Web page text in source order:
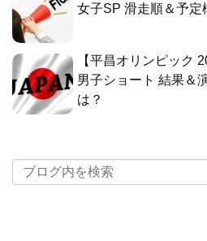
女子SP 滑走順＆予定
【平昌オリンピック
男子ショート 結果＆
は？